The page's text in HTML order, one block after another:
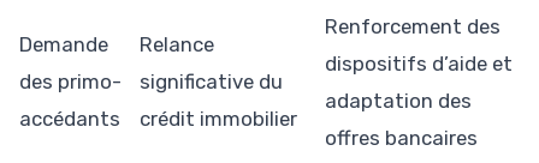
Demande
des primo-
accédants
Relance
significative du
crédit immobilier
Renforcement des
dispositifs d’aide et
adaptation des
offres bancaires